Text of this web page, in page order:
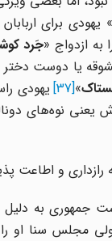
برای
به ازدواج «جَرد
یا دوست
»
[37] یهودی
نوه‌های دونالد
و اطاعت
جمهوری به دلیل
مجلس سنا او را